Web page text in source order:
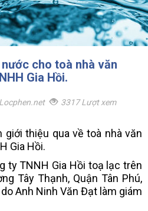
cho toà nhà văn
Gia Hồi.
Locphen.net 3317 Lượt xem
thiệu qua về toà nhà văn
Gia Hồi.
ty TNNH Gia Hồi toạ lạc trên
Tây Thạnh, Quận Tân Phú,
Anh Ninh Văn Đạt làm giám